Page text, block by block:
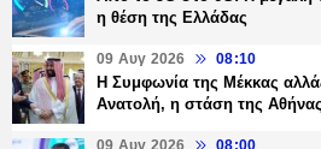
η θέση της Ελλάδας
09 Αυγ 2026 08:10
Η Συμφωνία της Μέκκας
Ανατολή, η στάση της Αθήνας
09 Αυγ 2026 08:00